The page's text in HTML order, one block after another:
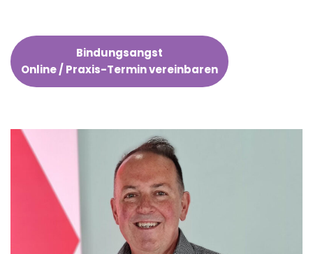
Bindungsangst
Online / Praxis-Termin vereinbaren